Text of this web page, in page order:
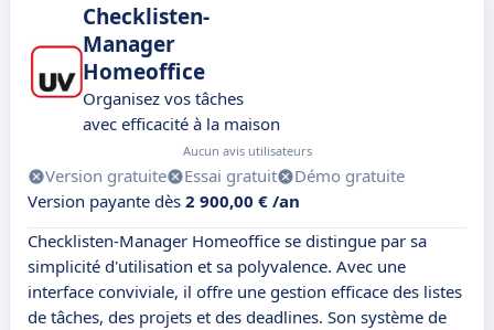
Checklisten-
Manager
Homeoffice
Organisez vos tâches
avec efficacité à la maison
Aucun avis utilisateurs
Version gratuite Essai gratuit
Démo gratuite
Version payante dès 2 900,00 € /an
Checklisten-Manager Homeoffice se distingue par sa
simplicité d'utilisation et sa polyvalence. Avec une
interface conviviale, il offre une gestion efficace des listes
de tâches, des projets et des deadlines. Son système de